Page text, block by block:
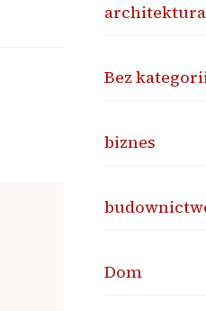
architektura
Bez
biznes
Dom